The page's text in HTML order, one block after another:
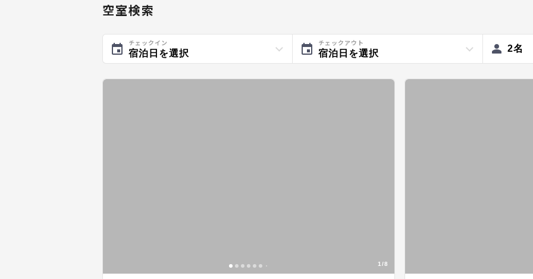
空室検索
チェックイン
宿泊日を選択
チェックアウト
宿泊日を選択 2名
1/8